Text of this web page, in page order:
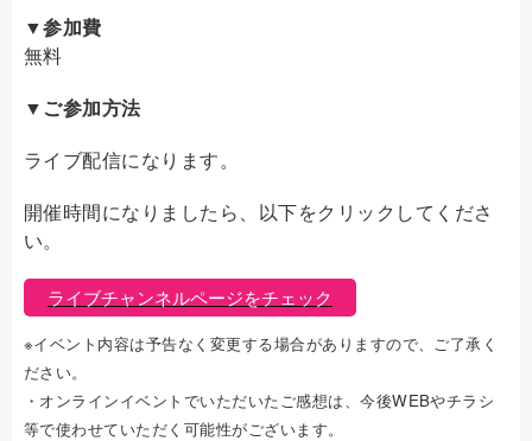
▼参加費
無料
▼ご参加方法
ライブ配信になります。
開催時間になりましたら、以下をクリックしてくださ
い。
ライブチャンネルページをチェック
※イベント内容は予告なく変更する場合がありますので、ご了承く
ださい。
・オンラインイベントでいただいたご感想は、今後WEBやチラシ
等で使わせていただく可能性がございます。